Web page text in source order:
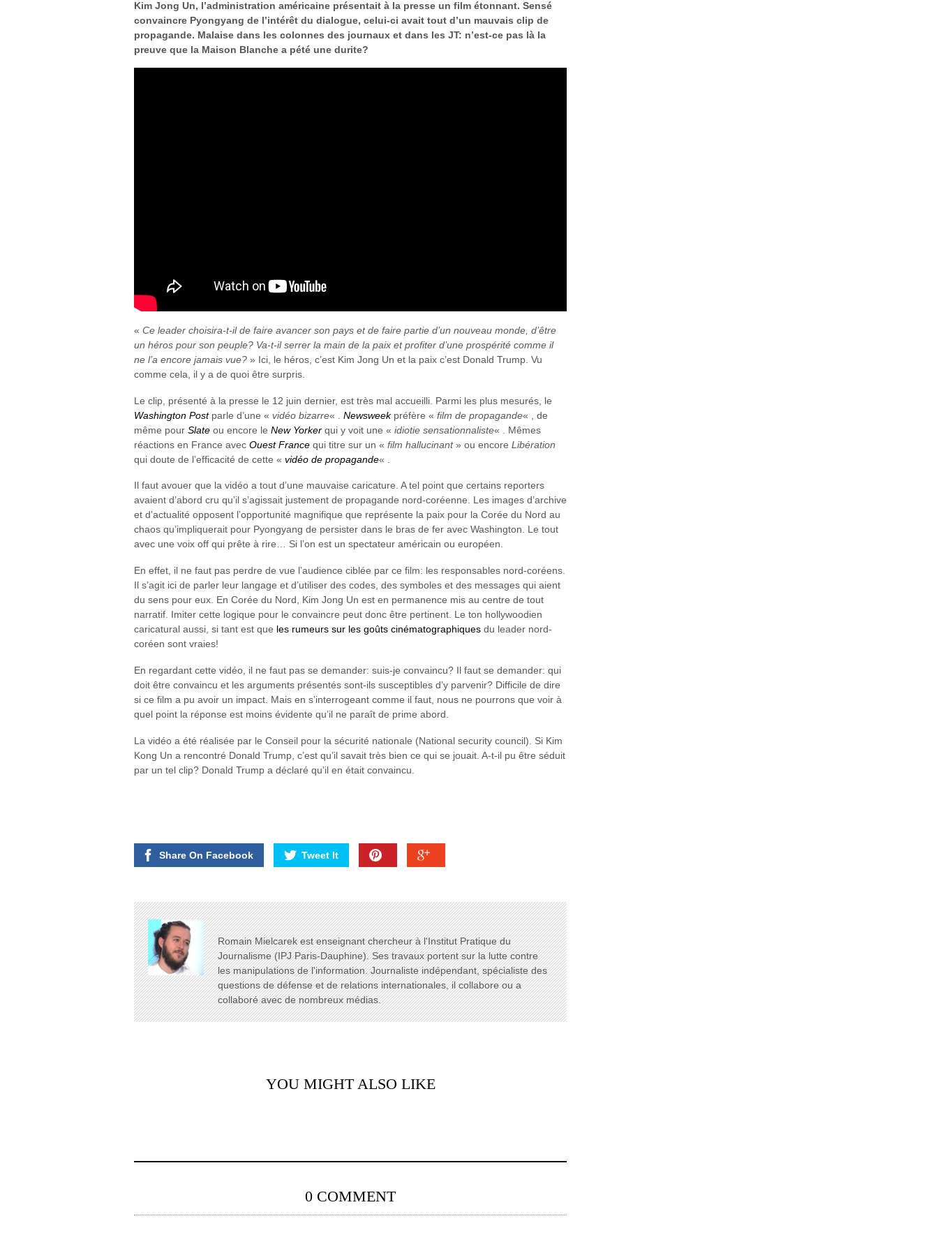
Kim Jong Un, l’administration américaine présentait à la presse un film étonnant. Sensé
convaincre Pyongyang de l’intérêt du dialogue, celui-ci avait tout d’un mauvais clip de
propagande. Malaise dans les colonnes des journaux et dans les JT: n’est-ce pas là la
preuve que la Maison Blanche a pété une durite?
« Ce leader choisira-t-il de faire avancer son pays et de faire partie d’un nouveau monde, d’être
un héros pour son peuple? Va-t-il serrer la main de la paix et profiter d’une prospérité comme il
ne l’a encore jamais vue? » Ici, le héros, c’est Kim Jong Un et la paix c’est Donald Trump. Vu
comme cela, il y a de quoi être surpris.
Le clip, présenté à la presse le 12 juin dernier, est très mal accueilli. Parmi les plus mesurés, le
Washington Postparle d’une « vidéo bizarre« . Newsweek préfère « film de propagande« , de
même pour Slate ou encore le New Yorker qui y voit une « idiotie sensationnaliste« . Mêmes
réactions en France avec Ouest France qui titre sur un « film hallucinant» ou encore Libération
qui doute de l’efficacité de cette « vidéo de propagande« .
Il faut avouer que la vidéo a tout d’une mauvaise caricature. A tel point que certains reporters
avaient d’abord cru qu’il s’agissait justement de propagande nord-coréenne. Les images d’archive
et d’actualité opposent l’opportunité magnifique que représente la paix pour la Corée du Nord au
chaos qu’impliquerait pour Pyongyang de persister dans le bras de fer avec Washington. Le tout
avec une voix off qui prête à rire… Si l’on est un spectateur américain ou européen.
En effet, il ne faut pas perdre de vue l’audience ciblée par ce film: les responsables nord-coréens.
Il s’agit ici de parler leur langage et d’utiliser des codes, des symboles et des messages qui aient
du sens pour eux. En Corée du Nord, Kim Jong Un est en permanence mis au centre de tout
narratif. Imiter cette logique pour le convaincre peut donc être pertinent. Le ton hollywoodien
caricatural aussi, si tant est que les rumeurs sur les goûts cinématographiques du leader nord-
coréen sont vraies!
En regardant cette vidéo, il ne faut pas se demander: suis-je convaincu? Il faut se demander: qui
doit être convaincu et les arguments présentés sont-ils susceptibles d’y parvenir? Difficile de dire
si ce film a pu avoir un impact. Mais en s’interrogeant comme il faut, nous ne pourrons que voir à
quel point la réponse est moins évidente qu’il ne paraît de prime abord.
La vidéo a été réalisée par le Conseil pour la sécurité nationale (National security council). Si Kim
Kong Un a rencontré Donald Trump, c’est qu’il savait très bien ce qui se jouait. A-t-il pu être séduit
par un tel clip? Donald Trump a déclaré qu’il en était convaincu.
Share On Facebook Tweet It
Romain Mielcarek est enseignant chercheur à l'Institut Pratique du
Journalisme (IPJ Paris-Dauphine). Ses travaux portent sur la lutte contre
les manipulations de l'information. Journaliste indépendant, spécialiste des
questions de défense et de relations internationales, il collabore ou a
collaboré avec de nombreux médias.
YOU MIGHT ALSO LIKE
0 COMMENT